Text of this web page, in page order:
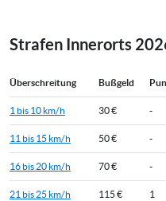
Strafen Innerorts
Überschreitung Bußgeld
1 bis 10 km/h 30 € -
11 bis 15 km/h 50 € -
16 bis 20 km/h 70 € -
21 bis 25 km/h 115 € 1